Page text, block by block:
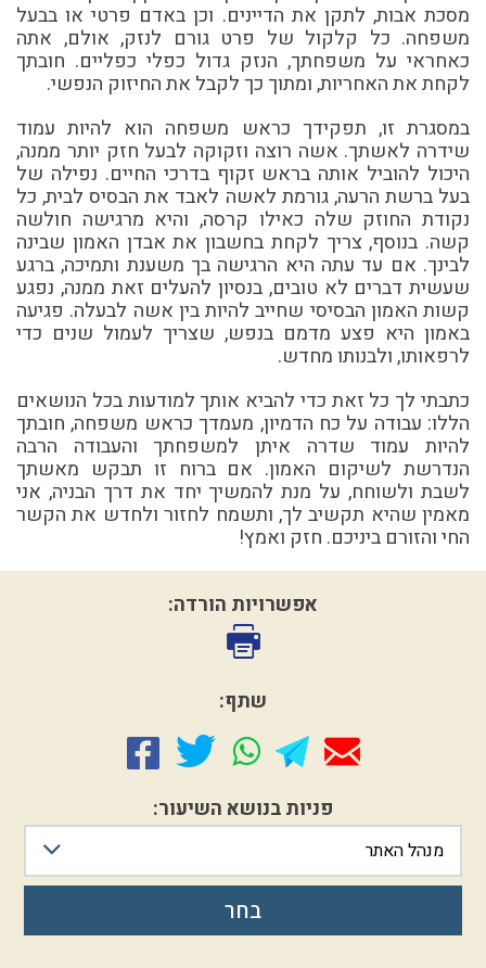
מסכת אבות, לתקן את הדיינים. וכן באדם פרטי או בבעל
משפחה. כל קלקול של פרט גורם לנזק, אולם, אתה
כאחראי על משפחתך, הנזק גדול כפלי כפליים. חובתך
לקחת את האחריות, ומתוך כך לקבל את החיזוק הנפשי.
במסגרת זו, תפקידך כראש משפחה הוא להיות עמוד
שידרה לאשתך. אשה רוצה וזקוקה לבעל חזק יותר ממנה,
היכול להוביל אותה בראש זקוף בדרכי החיים. נפילה של
בעל ברשת הרעה, גורמת לאשה לאבד את הבסיס לבית, כל
נקודת החוזק שלה כאילו קרסה, והיא מרגישה חולשה
קשה. בנוסף, צריך לקחת בחשבון את אבדן האמון שבינה
לבינך. אם עד עתה היא הרגישה בך משענת ותמיכה, ברגע
שעשית דברים לא טובים, בנסיון להעלים זאת ממנה, נפגע
קשות האמון הבסיסי שחייב להיות בין אשה לבעלה. פגיעה
באמון היא פצע מדמם בנפש, שצריך לעמול שנים כדי
לרפאותו, ולבנותו מחדש.
כתבתי לך כל זאת כדי להביא אותך למודעות בכל הנושאים
הללו: עבודה על כח הדמיון, מעמדך כראש משפחה, חובתך
להיות עמוד שדרה איתן למשפחתך והעבודה הרבה
הנדרשת לשיקום האמון. אם ברוח זו תבקש מאשתך
לשבת ולשוחח, על מנת להמשיך יחד את דרך הבניה, אני
מאמין שהיא תקשיב לך, ותשמח לחזור ולחדש את הקשר
החי והזורם ביניכם. חזק ואמץ!
אפשרויות הורדה:
שתף:
פניות בנושא השיעור:
מנהל האתר
בחר